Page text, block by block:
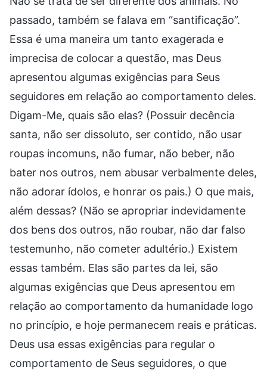
passado, também se falava em “santificação”.
Essa é uma maneira um tanto exagerada e
imprecisa de colocar a questão, mas Deus
apresentou algumas exigências para Seus
seguidores em relação ao comportamento deles.
Digam-Me, quais são elas? (Possuir decência
santa, não ser dissoluto, ser contido, não usar
roupas incomuns, não fumar, não beber, não
bater nos outros, nem abusar verbalmente deles,
não adorar ídolos, e honrar os pais.) O que mais,
além dessas? (Não se apropriar indevidamente
dos bens dos outros, não roubar, não dar falso
testemunho, não cometer adultério.) Existem
essas também. Elas são partes da lei, são
algumas exigências que Deus apresentou em
relação ao comportamento da humanidade logo
no princípio, e hoje permanecem reais e práticas.
Deus usa essas exigências para regular o
comportamento de Seus seguidores, o que